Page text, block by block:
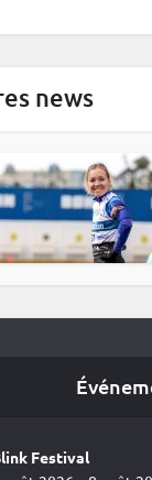
news
Festival